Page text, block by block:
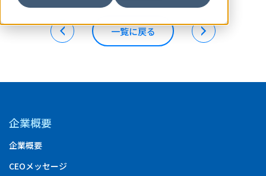
一覧に戻る
企業概要
企業概要
CEOメッセージ